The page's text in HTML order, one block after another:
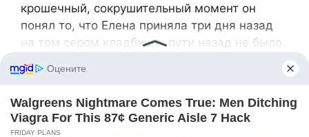
крошечный, сокрушительный момент он
понял то, что Елена приняла три дня назад
на том сером кладбище: пути назад не было.
«Пожалуйста… Елена…», — прошептал он, а
всё исправить. Мы можем пойти к терапевту.
Мы можем попробовать снова.»